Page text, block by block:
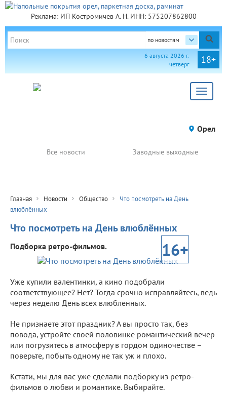
Реклама: ИП Костромичев А. Н. ИНН: 575207862800
по новостям
18+
6 августа 2026 г.
четверг
Toggle
Орел
Все новости Заводные выходные
Главная Новости Общество
Что посмотреть на День
влюблённых
Что посмотреть на День влюблённых
Подборка ретро-фильмов. 16+
Уже купили валентинки, а кино подобрали
соответствующее? Нет? Тогда срочно исправляйтесь, ведь
через неделю День всех влюбленных.
Не признаете этот праздник? А вы просто так, без
повода, устройте своей половинке романтический вечер
или погрузитесь в атмосферу в гордом одиночестве –
поверьте, побыть одному не так уж и плохо.
Кстати, мы для вас уже сделали подборку из ретро-
фильмов о любви и романтике. Выбирайте.